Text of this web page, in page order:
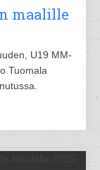
maalille
U19 MM-
Tuomala